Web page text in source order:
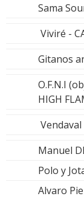
Sama
Viviré -
Gitanos
O.F.N.I
HIGH
Vendaval
Manuel
Polo y
Alvaro